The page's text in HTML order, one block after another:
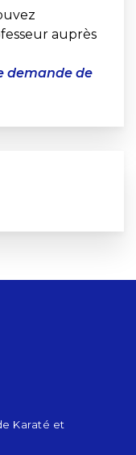
auprès
demande de
Karaté et